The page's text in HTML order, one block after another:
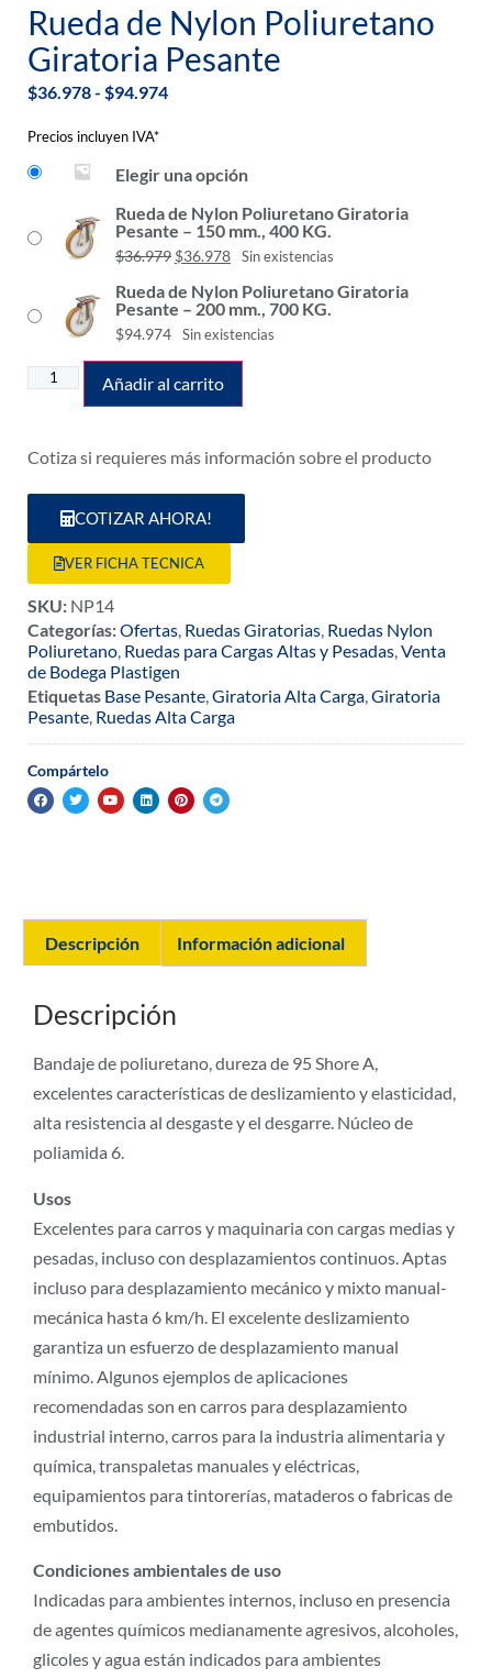
Rueda de Nylon Poliuretano
Giratoria Pesante
$36.978- $94.974
Precios incluyen IVA*
Elegir una opción
Rueda de Nylon Poliuretano Giratoria
Pesante – 150 mm., 400 KG.
$36.979 $36.978 Sin existencias
Rueda de Nylon Poliuretano Giratoria
Pesante – 200 mm., 700 KG.
$94.974 Sin existencias
Añadir al carrito
Cotiza si requieres más información sobre el producto
COTIZAR AHORA!
VER FICHA TECNICA
SKU: NP14
Categorías:Ofertas Ruedas Giratorias Ruedas Nylon
Poliuretano Ruedas para Cargas Altas y Pesadas Venta
de Bodega Plastigen
Etiquetas Base Pesante Giratoria Alta Carga Giratoria
Pesante Ruedas Alta Carga
Compártelo
Descripción Información adicional
Descripción
Bandaje de poliuretano, dureza de 95 Shore A,
excelentes características de deslizamiento y elasticidad,
alta resistencia al desgaste y el desgarre. Núcleo de
poliamida 6.
Usos
Excelentes para carros y maquinaria con cargas medias y
pesadas, incluso con desplazamientos continuos. Aptas
incluso para desplazamiento mecánico y mixto manual-
mecánica hasta 6 km/h. El excelente deslizamiento
garantiza un esfuerzo de desplazamiento manual
mínimo. Algunos ejemplos de aplicaciones
recomendadas son en carros para desplazamiento
industrial interno, carros para la industria alimentaria y
química, transpaletas manuales y eléctricas,
equipamientos para tintorerías, mataderos o fabricas de
embutidos.
Condiciones ambientales de uso
Indicadas para ambientes internos, incluso en presencia
de agentes químicos medianamente agresivos, alcoholes,
glicoles y agua están indicados para ambientes